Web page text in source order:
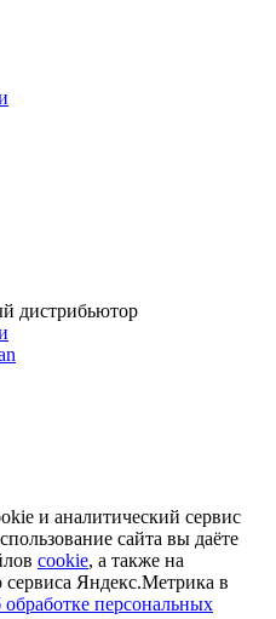
дистрибьютор
и аналитический сервис
сайта вы даёте
cookie, а также на
сервиса Яндекс.Метрика в
персональных